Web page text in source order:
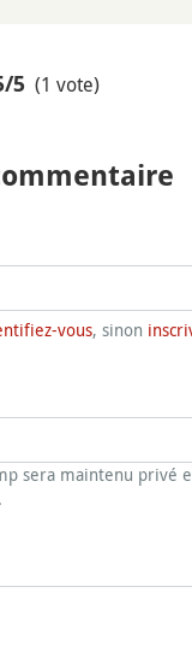
/5 (1 vote)
vous, sinon
sera maintenu privé